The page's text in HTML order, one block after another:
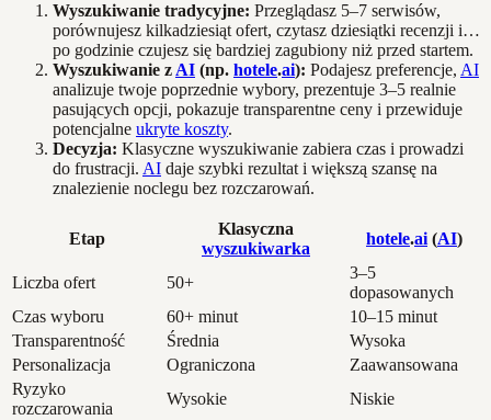
Wyszukiwanie tradycyjne: Przeglądasz 5–7 serwisów,
porównujesz kilkadziesiąt ofert, czytasz dziesiątki recenzji i…
po godzinie czujesz się bardziej zagubiony niż przed startem.
Wyszukiwanie z AI (np. hotele.ai): Podajesz preferencje, AI
analizuje twoje poprzednie wybory, prezentuje 3–5 realnie
pasujących opcji, pokazuje transparentne ceny i przewiduje
potencjalne ukryte koszty.
Decyzja: Klasyczne wyszukiwanie zabiera czas i prowadzi
do frustracji. AI daje szybki rezultat i większą szansę na
znalezienie noclegu bez rozczarowań.
Etap
Klasyczna
wyszukiwarka
hotele.ai (AI)
Liczba ofert 50+
3–5
dopasowanych
Czas wyboru
60+ minut
10–15 minut
Transparentność
Średnia
Wysoka
Personalizacja
Ograniczona
Zaawansowana
Ryzyko
rozczarowania
Wysokie Niskie